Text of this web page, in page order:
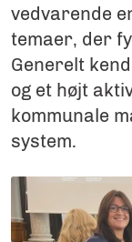
vedvarende
temaer, der
Generelt
og et højt
kommunale
system.